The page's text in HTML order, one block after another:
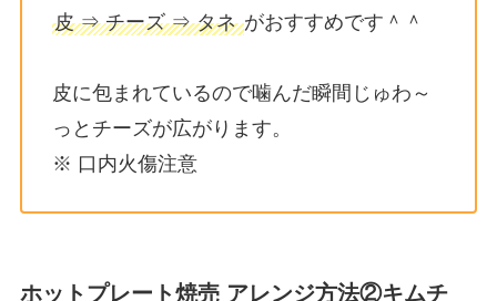
皮 ⇒ チーズ ⇒ タネがおすすめです＾＾
皮に包まれているので噛んだ瞬間じゅわ～
っとチーズが広がります。
※ 口内火傷注意
ホットプレート焼売 アレンジ方法②キムチ